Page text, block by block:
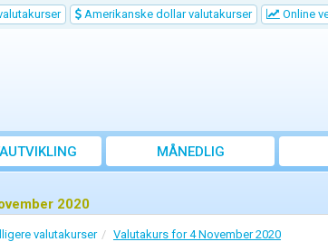
Amerikanske dollar valutakurser Online
MÅNEDLIG
GJENNOMSNITTSKURS
2020
valutakurser Valutakurs for 4 November 2020